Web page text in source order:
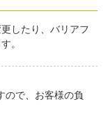
したり、バリアフ
。
ので、お客様の負